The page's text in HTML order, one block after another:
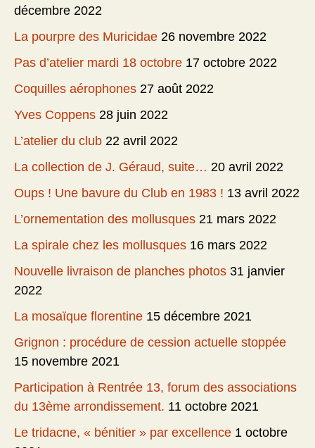
décembre 2022
La pourpre des Muricidae 26 novembre 2022
Pas d’atelier mardi 18 octobre 17 octobre 2022
Coquilles aérophones 27 août 2022
Yves Coppens 28 juin 2022
L’atelier du club 22 avril 2022
La collection de J. Géraud, suite… 20 avril 2022
Oups ! Une bavure du Club en 1983 ! 13 avril 2022
L’ornementation des mollusques 21 mars 2022
La spirale chez les mollusques 16 mars 2022
Nouvelle livraison de planches photos 31 janvier
2022
La mosaïque florentine 15 décembre 2021
Grignon : procédure de cession actuelle stoppée
15 novembre 2021
Participation à Rentrée 13, forum des associations
du 13ème arrondissement. 11 octobre 2021
Le tridacne, « bénitier » par excellence 1 octobre